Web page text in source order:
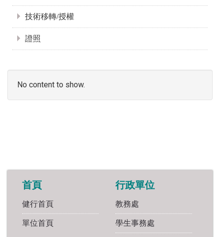
技術移轉/授權
證照
No content to show.
首頁
健行首頁
單位首頁
行政單位
教務處
學生事務處